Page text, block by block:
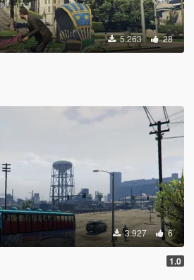
5.263 28
3.927 6
1.0